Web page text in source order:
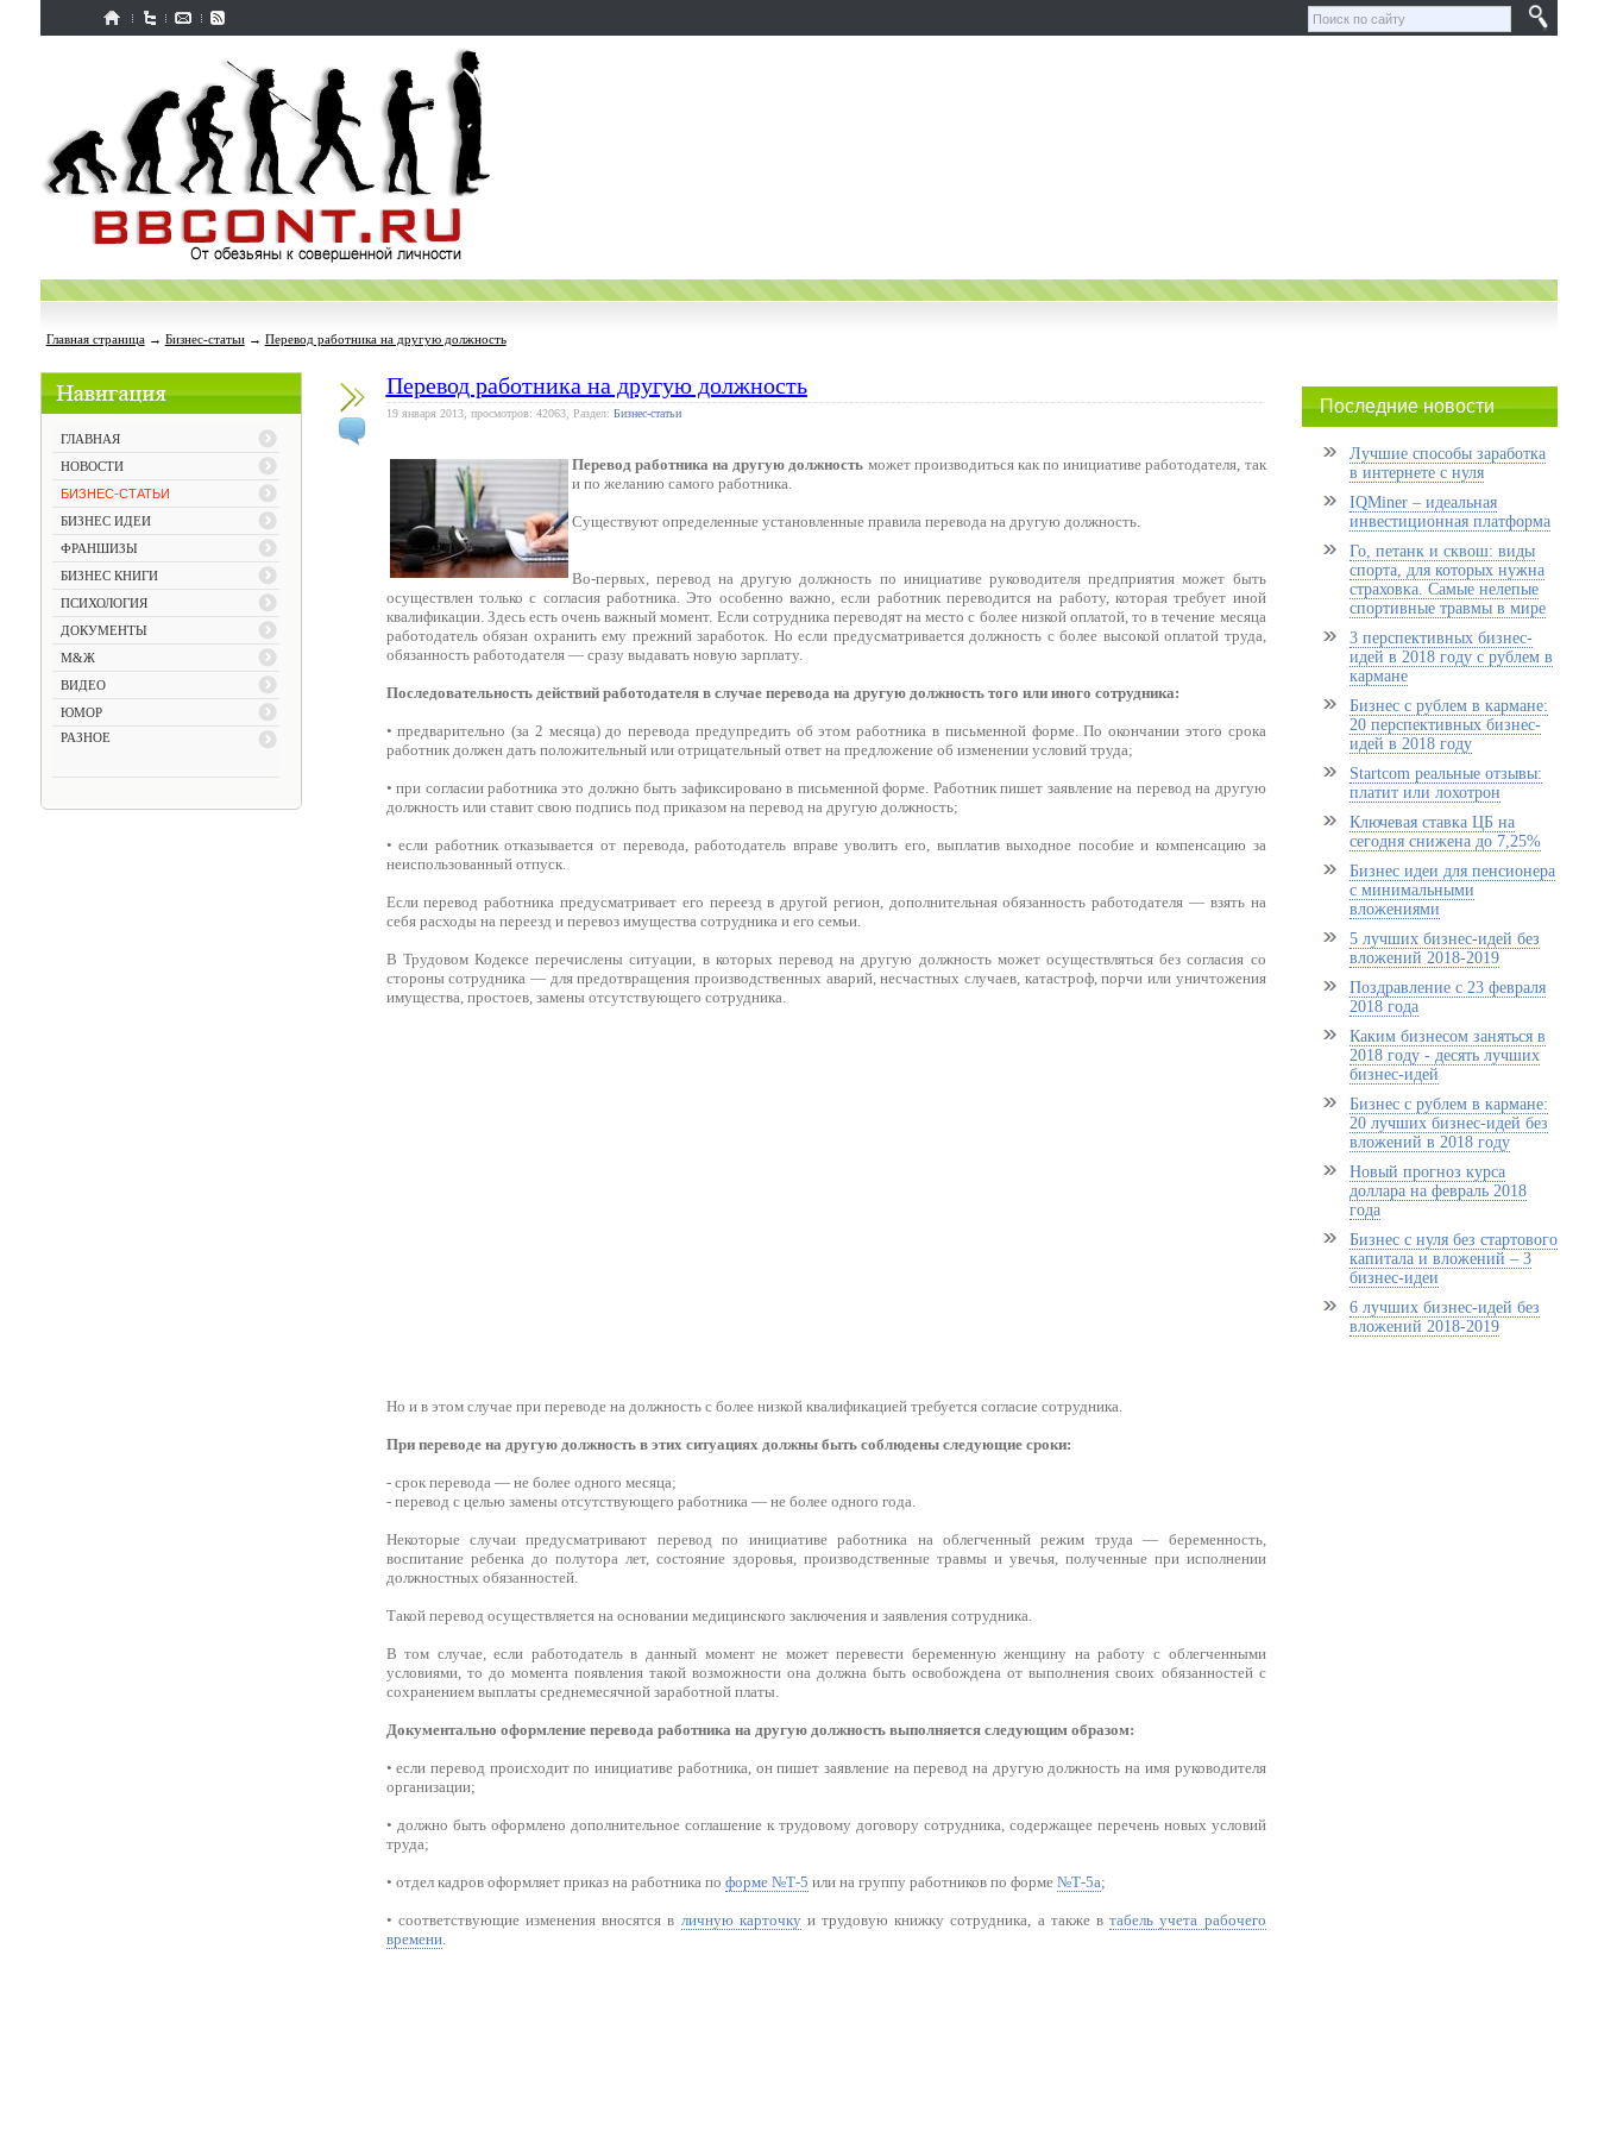
Главная страница→ Бизнес-статьи→ Перевод работника на другую должность
ГЛАВНАЯ
НОВОСТИ
БИЗНЕС-СТАТЬИ
БИЗНЕС ИДЕИ
ФРАНШИЗЫ
БИЗНЕС КНИГИ
ПСИХОЛОГИЯ
ДОКУМЕНТЫ
М&Ж
ВИДЕО
ЮМОР
РАЗНОЕ
Перевод работника на другую должность
19 января 2013, просмотров: 42063, Раздел: Бизнес-статьи
Перевод работника на другую должность может производиться как по инициативе работодателя, так
и по желанию самого работника.
Существуют определенные установленные правила перевода на другую должность.
Во-первых, перевод на другую должность по инициативе руководителя предприятия может быть
осуществлен только с согласия работника. Это особенно важно, если работник переводится на работу, которая требует иной
квалификации. Здесь есть очень важный момент. Если сотрудника переводят на место с более низкой оплатой, то в течение месяца
работодатель обязан охранить ему прежний заработок. Но если предусматривается должность с более высокой оплатой труда,
обязанность работодателя — сразу выдавать новую зарплату.
Последовательность действий работодателя в случае перевода на другую должность того или иного сотрудника:
• предварительно (за 2 месяца) до перевода предупредить об этом работника в письменной форме. По окончании этого срока
работник должен дать положительный или отрицательный ответ на предложение об изменении условий труда;
• при согласии работника это должно быть зафиксировано в письменной форме. Работник пишет заявление на перевод на другую
должность или ставит свою подпись под приказом на перевод на другую должность;
• если работник отказывается от перевода, работодатель вправе уволить его, выплатив выходное пособие и компенсацию за
неиспользованный отпуск.
Если перевод работника предусматривает его переезд в другой регион, дополнительная обязанность работодателя — взять на
себя расходы на переезд и перевоз имущества сотрудника и его семьи.
В Трудовом Кодексе перечислены ситуации, в которых перевод на другую должность может осуществляться без согласия со
стороны сотрудника — для предотвращения производственных аварий, несчастных случаев, катастроф, порчи или уничтожения
имущества, простоев, замены отсутствующего сотрудника.
Но и в этом случае при переводе на должность с более низкой квалификацией требуется согласие сотрудника.
При переводе на другую должность в этих ситуациях должны быть соблюдены следующие сроки:
- срок перевода — не более одного месяца;
- перевод с целью замены отсутствующего работника — не более одного года.
Некоторые случаи предусматривают перевод по инициативе работника на облегченный режим труда — беременность,
воспитание ребенка до полутора лет, состояние здоровья, производственные травмы и увечья, полученные при исполнении
должностных обязанностей.
Такой перевод осуществляется на основании медицинского заключения и заявления сотрудника.
В том случае, если работодатель в данный момент не может перевести беременную женщину на работу с облегченными
условиями, то до момента появления такой возможности она должна быть освобождена от выполнения своих обязанностей с
сохранением выплаты среднемесячной заработной платы.
Документально оформление перевода работника на другую должность выполняется следующим образом:
• если перевод происходит по инициативе работника, он пишет заявление на перевод на другую должность на имя руководителя
организации;
• должно быть оформлено дополнительное соглашение к трудовому договору сотрудника, содержащее перечень новых условий
труда;
• отдел кадров оформляет приказ на работника по форме №Т-5 или на группу работников по форме №Т-5а;
• соответствующие изменения вносятся в личную карточкуи трудовую книжку сотрудника, а также втабель учета рабочего
времени.
Последние новости
Лучшие способы заработка
в интернете с нуля
IQMiner – идеальная
инвестиционная платформа
Го, петанк и сквош: виды
спорта, для которых нужна
страховка. Самые нелепые
спортивные травмы в мире
3 перспективных бизнес-
идей в 2018 году с рублем в
кармане
Бизнес с рублем в кармане:
20 перспективных бизнес-
идей в 2018 году
Startcom реальные отзывы:
платит или лохотрон
Ключевая ставка ЦБ на
сегодня снижена до 7,25%
Бизнес идеи для пенсионера
с минимальными
вложениями
5 лучших бизнес-идей без
вложений 2018-2019
Поздравление с 23 февраля
2018 года
Каким бизнесом заняться в
2018 году - десять лучших
бизнес-идей
Бизнес с рублем в кармане:
20 лучших бизнес-идей без
вложений в 2018 году
Новый прогноз курса
доллара на февраль 2018
года
Бизнес с нуля без стартового
капитала и вложений – 3
бизнес-идеи
6 лучших бизнес-идей без
вложений 2018-2019